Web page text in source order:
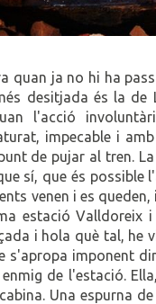
quan ja no hi ha
desitjada és la de
l'acció
impecable i
de pujar al tren.
sí, que és possible
venen i es
estació Valldoreix
i hola què tal, he
s'apropa imponent
de l'estació.
Una espurna